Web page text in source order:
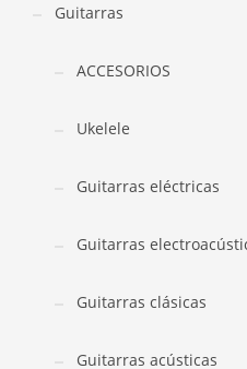
Guitarras
ACCESORIOS
Ukelele
Guitarras eléctricas
Guitarras
Guitarras clásicas
Guitarras acústicas